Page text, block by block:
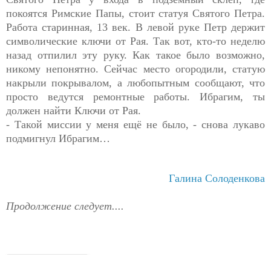
покоятся Римские Папы, стоит статуя Святого Петра.
Работа старинная, 13 век. В левой руке Петр держит
символические ключи от Рая. Так вот, кто-то неделю
назад отпилил эту руку. Как такое было возможно,
никому непонятно. Сейчас место огородили, статую
накрыли покрывалом, а любопытным сообщают, что
просто ведутся ремонтные работы. Ибрагим, ты
должен найти Ключи от Рая.
- Такой миссии у меня ещё не было, - снова лукаво
подмигнул Ибрагим…
Галина Солоденкова
Продолжение следует....